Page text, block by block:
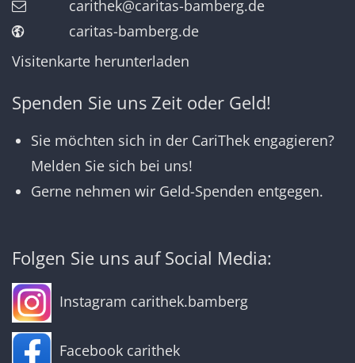
carithek@caritas-bamberg.de
caritas-bamberg.de
Visitenkarte herunterladen
Spenden Sie uns Zeit oder Geld!
Sie möchten sich in der CariThek engagieren?
Melden Sie sich bei uns!
Gerne nehmen wir Geld-Spenden entgegen.
Folgen Sie uns auf Social Media:
Instagram carithek.bamberg
Facebook carithek